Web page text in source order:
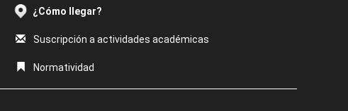
¿Cómo llegar?
Suscripción a actividades académicas
Normatividad